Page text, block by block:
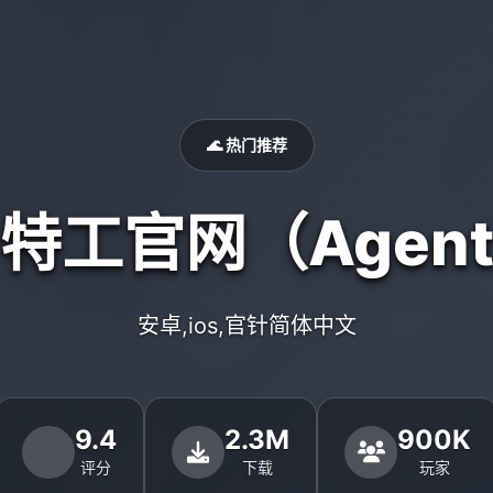
🌊 热门推荐
工官网（
安卓,ios,官针简体中文
9.4
评分
2.3M
下载
900K
玩家